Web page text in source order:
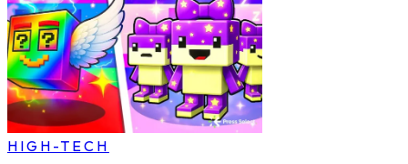
HIGH-TECH